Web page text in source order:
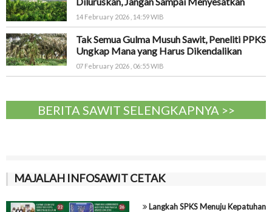
14 February 2026 , 14:59 WIB
Tak Semua Gulma Musuh Sawit, Peneliti PPKS
Ungkap Mana yang Harus Dikendalikan
07 February 2026 , 06:55 WIB
BERITA SAWIT SELENGKAPNYA >>
MAJALAH INFOSAWIT CETAK
Langkah SPKS Menuju Kepatuhan